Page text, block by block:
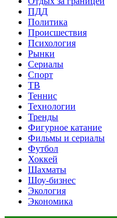
ПДД
Политика
Происшествия
Психология
Рынки
Сериалы
Спорт
ТВ
Теннис
Технологии
Тренды
Фигурное катание
Фильмы и сериалы
Футбол
Хоккей
Шахматы
Шоу-бизнес
Экология
Экономика